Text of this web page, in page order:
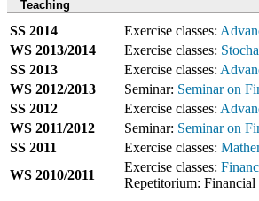
Teaching
SS 2014 Exercise classes:
WS 2013/2014
Exercise classes:
SS 2013
Exercise classes:
WS 2012/2013
Seminar: Seminar on
SS 2012
Exercise classes:
WS 2011/2012
Seminar: Seminar on
SS 2011
Exercise classes:
WS 2010/2011
Exercise classes:
Repetitorium: Financial